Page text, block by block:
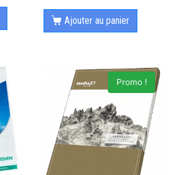
Ajouter au panier
Promo !